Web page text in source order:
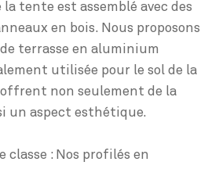
la tente est assemblé avec des
en bois. Nous proposons
terrasse en aluminium
utilisée pour le sol de la
non seulement de la
un aspect esthétique.
classe : Nos profilés en